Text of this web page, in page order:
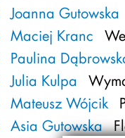
Joanna Gutowska
Maciej Kranc
Paulina
Julia Kulpa
Mateusz Wójcik
Asia Gutowska